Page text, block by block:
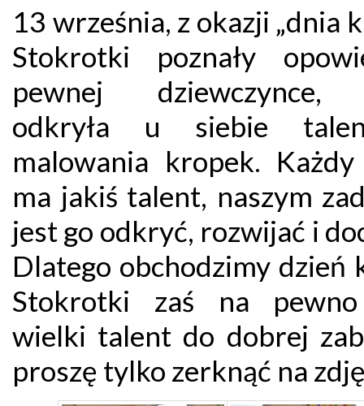
13 września, z okazji „dnia
Stokrotki poznały
pewnej dziewczynce,
odkryła u siebie
malowania kropek.
ma jakiś talent, naszym
jest go odkryć, rozwijać i
Dlatego obchodzimy dzień
Stokrotki zaś na
wielki talent do dobrej
proszę tylko zerknąć na